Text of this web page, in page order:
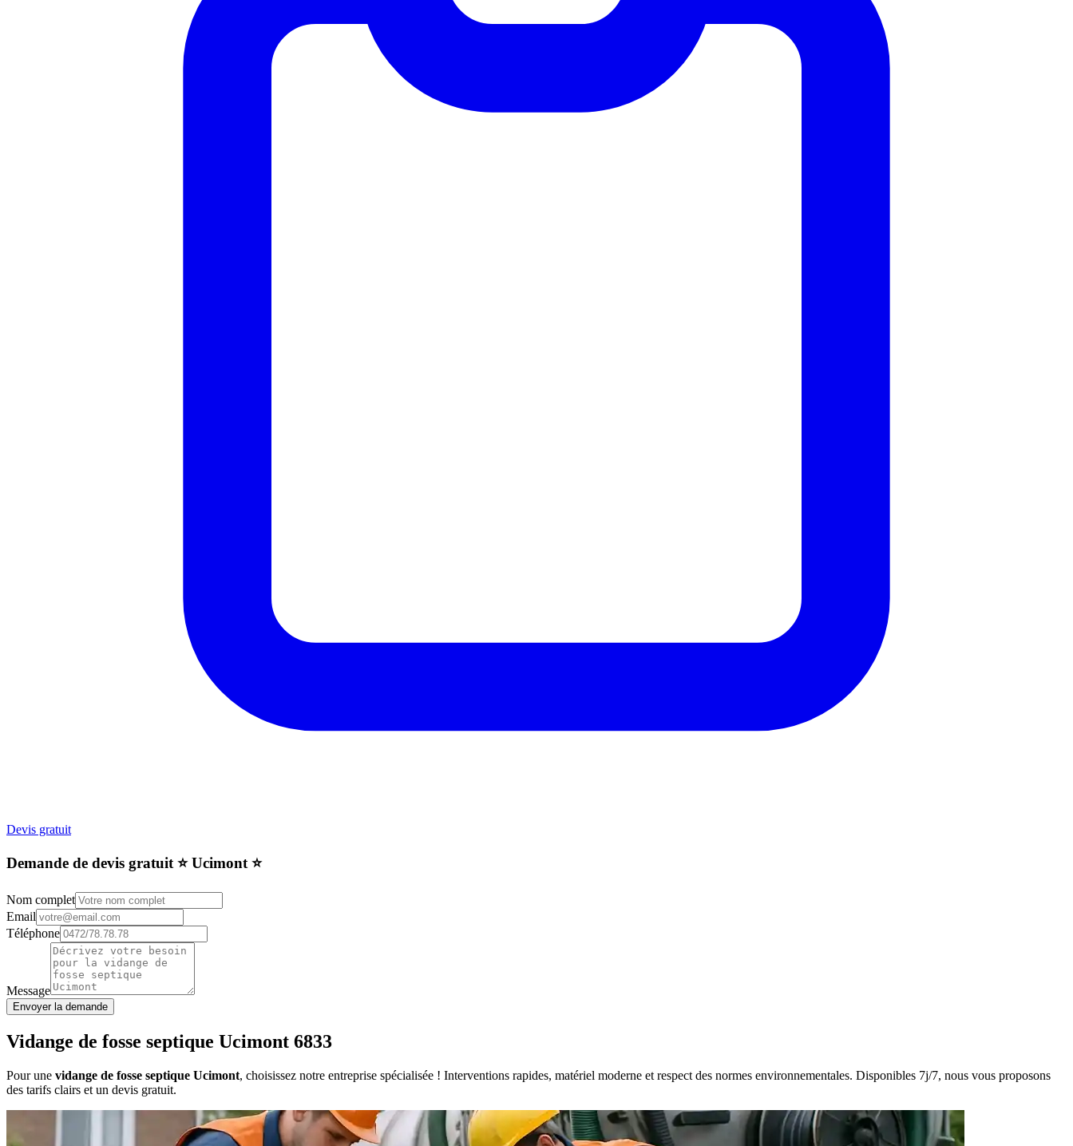
Devis gratuit
Demande de devis gratuit ⭐️ Ucimont ⭐️
Nom complet
Email
Téléphone
Message
Envoyer la demande
Vidange de fosse septique Ucimont 6833
Pour une vidange de fosse septique Ucimont, choisissez notre entreprise spécialisée ! Interventions rapides, matériel moderne et respect des normes environnementales. Disponibles 7j/7, nous vous proposons
des tarifs clairs et un devis gratuit.